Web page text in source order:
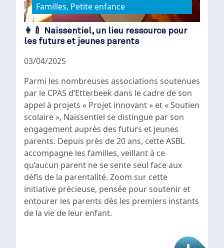
Familles, Petite enfance
👩‍🍼 Naissentiel, un lieu ressource pour
les futurs et jeunes parents
03/04/2025
Parmi les nombreuses associations soutenues
par le CPAS d’Etterbeek dans le cadre de son
appel à projets « Projet innovant » et « Soutien
scolaire », Naissentiel se distingue par son
engagement auprès des futurs et jeunes
parents. Depuis près de 20 ans, cette ASBL
accompagne les familles, veillant à ce
qu’aucun parent ne se sente seul face aux
défis de la parentalité. Zoom sur cette
initiative précieuse, pensée pour soutenir et
entourer les parents dès les premiers instants
de la vie de leur enfant.